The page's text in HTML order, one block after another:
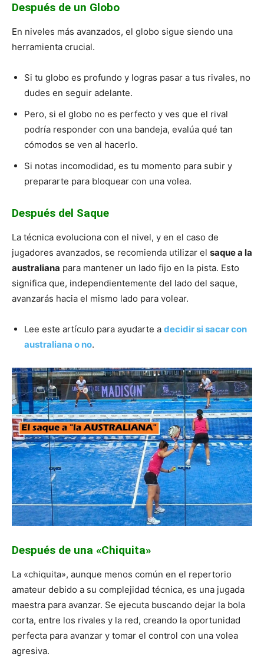
Después de un Globo
En niveles más avanzados, el globo sigue siendo una
herramienta crucial.
Si tu globo es profundo y logras pasar a tus rivales, no
dudes en seguir adelante.
Pero, si el globo no es perfecto y ves que el rival
podría responder con una bandeja, evalúa qué tan
cómodos se ven al hacerlo.
Si notas incomodidad, es tu momento para subir y
prepararte para bloquear con una volea.
Después del Saque
La técnica evoluciona con el nivel, y en el caso de
jugadores avanzados, se recomienda utilizar el saque a la
australiana para mantener un lado fijo en la pista. Esto
significa que, independientemente del lado del saque,
avanzarás hacia el mismo lado para volear.
Lee este artículo para ayudarte a decidir si sacar con
australiana o no.
Después de una «Chiquita»
La «chiquita», aunque menos común en el repertorio
amateur debido a su complejidad técnica, es una jugada
maestra para avanzar. Se ejecuta buscando dejar la bola
corta, entre los rivales y la red, creando la oportunidad
perfecta para avanzar y tomar el control con una volea
agresiva.